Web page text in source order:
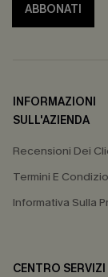
ABBONATI
INFORMAZIONI
SULL'AZIENDA
Recensioni Dei
Termini E
Informativa Sulla
CENTRO SERVIZI